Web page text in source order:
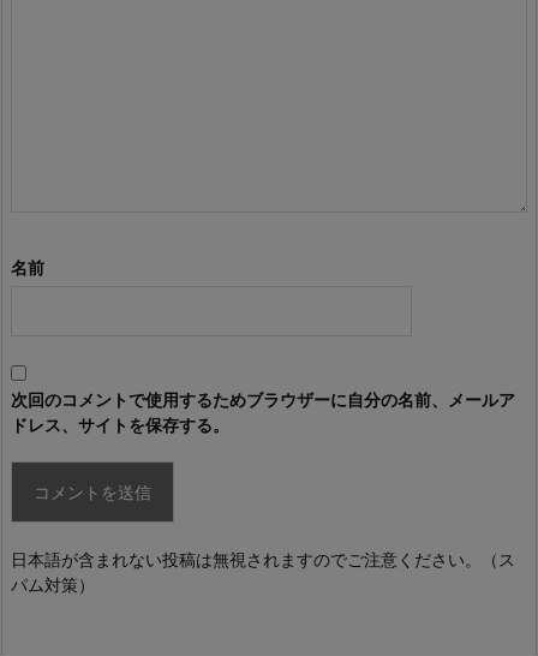
名前
次回のコメントで使用するためブラウザーに自分の名前、メールア
ドレス、サイトを保存する。
日本語が含まれない投稿は無視されますのでご注意ください。（ス
パム対策）